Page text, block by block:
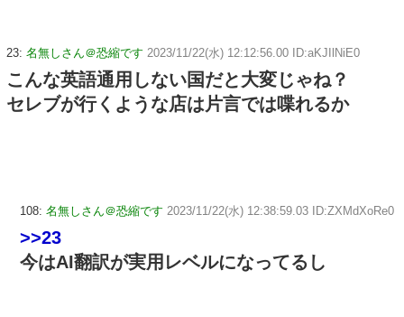
23: 名無しさん＠恐縮です 2023/11/22(水) 12:12:56.00 ID:aKJIlNiE0
こんな英語通用しない国だと大変じゃね？
セレブが行くような店は片言では喋れるか
108: 名無しさん＠恐縮です 2023/11/22(水) 12:38:59.03 ID:ZXMdXoRe0
>>23
今はAI翻訳が実用レベルになってるし